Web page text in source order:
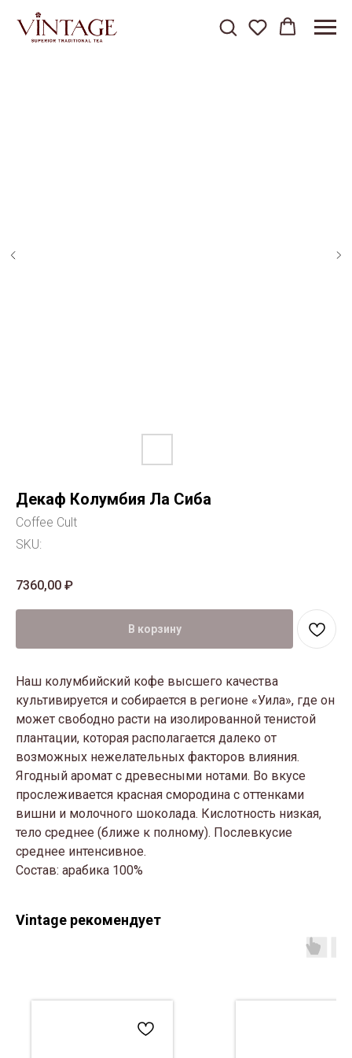
Декаф Колумбия Ла Сиба
Coffee Cult
SKU:
7360,00 ₽
В корзину
Наш колумбийский кофе высшего качества
культивируется и собирается в регионе «Уила», где он
может свободно расти на изолированной тенистой
плантации, которая располагается далеко от
возможных нежелательных факторов влияния.
Ягодный аромат с древесными нотами. Во вкусе
прослеживается красная смородина с оттенками
вишни и молочного шоколада. Кислотность низкая,
тело среднее (ближе к полному). Послевкусие
среднее интенсивное.
Состав: арабика 100%
Vintage рекомендует